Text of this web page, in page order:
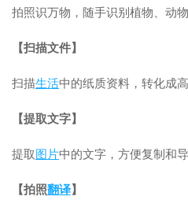
拍照识万物，随手识别植物、动物
【扫描文件】
扫描生活中的纸质资料，转化成
【提取文字】
提取图片中的文字，方便复制和
【拍照翻译】